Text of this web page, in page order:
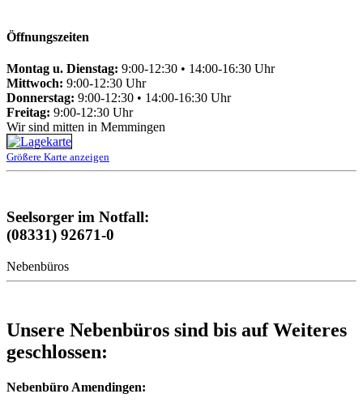
Öffnungszeiten
Montag u. Dienstag: 9:00-12:30 • 14:00-16:30 Uhr
Mittwoch: 9:00-12:30 Uhr
Donnerstag: 9:00-12:30 • 14:00-16:30 Uhr
Freitag: 9:00-12:30 Uhr
Wir sind mitten in Memmingen
Größere Karte anzeigen
Seelsorger im Notfall:
(08331) 92671-0
Nebenbüros
Unsere Nebenbüros sind bis auf Weiteres
geschlossen:
Nebenbüro Amendingen: